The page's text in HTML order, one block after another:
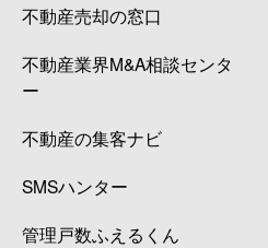
不動産売却の窓口
不動産業界M&A相談センタ
ー
不動産の集客ナビ
SMSハンター
管理戸数ふえるくん